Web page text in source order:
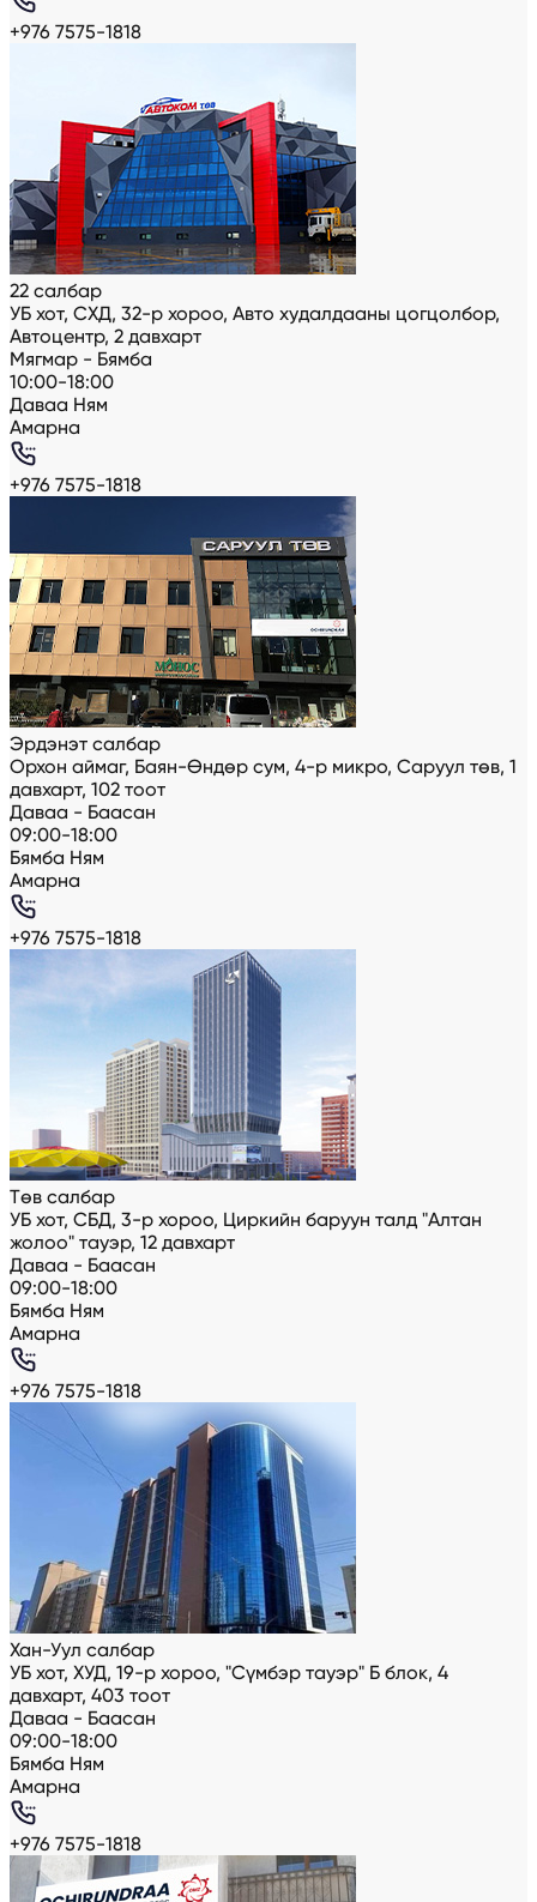
+976 7575-1818
22 салбар
УБ хот, СХД, 32-р хороо, Авто худалдааны цогцолбор,
Автоцентр, 2 давхарт
Мягмар - Бямба
10:00-18:00
Даваа Ням
Амарна
+976 7575-1818
Эрдэнэт салбар
Орхон аймаг, Баян-Өндөр сум, 4-р микро, Саруул төв, 1
давхарт, 102 тоот
Даваа - Баасан
09:00-18:00
Бямба Ням
Амарна
+976 7575-1818
Төв салбар
УБ хот, СБД, 3-р хороо, Циркийн баруун талд "Алтан
жолоо" тауэр, 12 давхарт
Даваа - Баасан
09:00-18:00
Бямба Ням
Амарна
+976 7575-1818
Хан-Уул салбар
УБ хот, ХУД, 19-р хороо, "Сүмбэр тауэр" Б блок, 4
давхарт, 403 тоот
Даваа - Баасан
09:00-18:00
Бямба Ням
Амарна
+976 7575-1818